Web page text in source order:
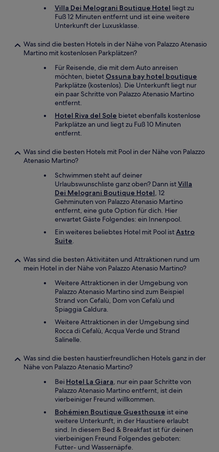
Villa Dei Melograni Boutique Hotel liegt zu
Fuß 12 Minuten entfernt und ist eine weitere
Unterkunft der Luxusklasse.
Was sind die besten Hotels in der Nähe von Palazzo Atenasio
Martino mit kostenlosen Parkplätzen?
Für Reisende, die mit dem Auto anreisen
möchten, bietet Ossuna bay hotel boutique
Parkplätze (kostenlos). Die Unterkunft liegt nur
ein paar Schritte von Palazzo Atenasio Martino
entfernt.
Hotel Riva del Sole bietet ebenfalls kostenlose
Parkplätze an und liegt zu Fuß 10 Minuten
entfernt.
Was sind die besten Hotels mit Pool in der Nähe von Palazzo
Atenasio Martino?
Schwimmen steht auf deiner
Urlaubswunschliste ganz oben? Dann istVilla
Dei Melograni Boutique Hotel, 12
Gehminuten von Palazzo Atenasio Martino
entfernt, eine gute Option für dich. Hier
erwartet Gäste Folgendes: ein Innenpool.
Ein weiteres beliebtes Hotel mit Pool istAstro
Suite.
Was sind die besten Aktivitäten und Attraktionen rund um
mein Hotel in der Nähe von Palazzo Atenasio Martino?
Weitere Attraktionen in der Umgebung von
Palazzo Atenasio Martino sind zum Beispiel
Strand von Cefalù, Dom von Cefalù und
Spiaggia Caldura.
Weitere Attraktionen in der Umgebung sind
Rocca di Cefalù, Acqua Verde und Strand
Salinelle.
Was sind die besten haustierfreundlichen Hotels ganz in der
Nähe von Palazzo Atenasio Martino?
Bei Hotel La Giara, nur ein paar Schritte von
Palazzo Atenasio Martino entfernt, ist dein
vierbeiniger Freund willkommen.
Bohémien Boutique Guesthouse ist eine
weitere Unterkunft, in der Haustiere erlaubt
sind. In diesem Bed & Breakfast ist für deinen
vierbeinigen Freund Folgendes geboten:
Futter- und Wassernäpfe.